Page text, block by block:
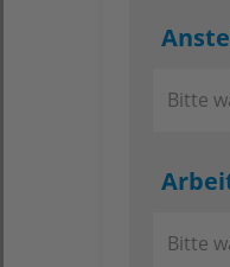
Bitte
Bitte